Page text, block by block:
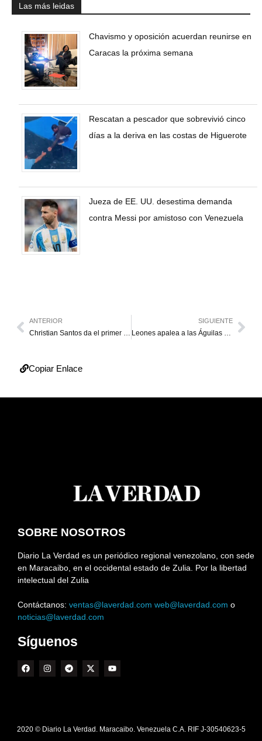
Las más leidas
Chavismo y oposición acuerdan reunirse en
Caracas la próxima semana
Rescatan a pescador que sobrevivió cinco
días a la deriva en las costas de Higuerote
Jueza de EE. UU. desestima demanda
contra Messi por amistoso con Venezuela
ANTERIOR
Christian Santos da el primer triunfo en casa del Alavés
SIGUIENTE
Leones apalea a las Águilas en el Universitario
Copiar Enlace
SOBRE NOSOTROS
Diario La Verdad es un periódico regional venezolano, con sede
en Maracaibo, en el occidental estado de Zulia. Por la libertad
intelectual del Zulia
Contáctanos: ventas@laverdad.com web@laverdad.com o
noticias@laverdad.com
Síguenos
2020 © Diario La Verdad. Maracaibo. Venezuela C.A. RIF J-30540623-5